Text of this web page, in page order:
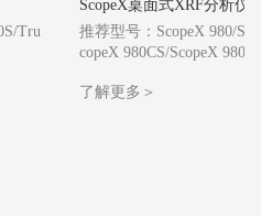
Tru
ScopeX桌面式XRF分析仪
推荐型号：ScopeX 980/
copeX 980CS/ScopeX
了解更多＞